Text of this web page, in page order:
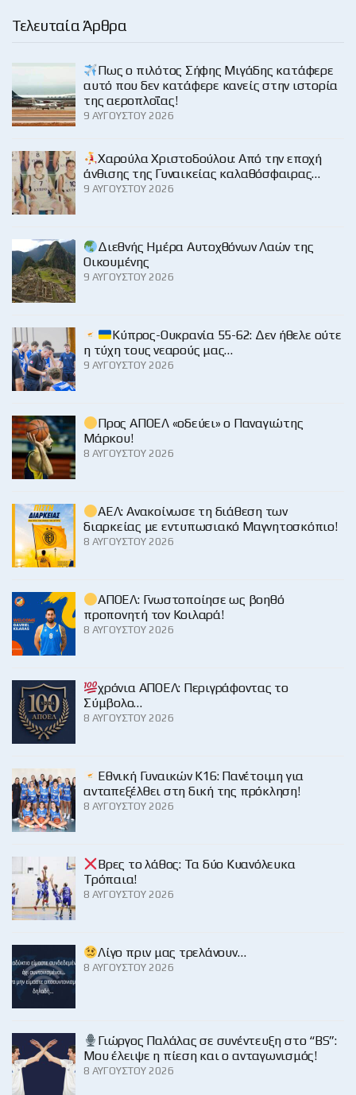
Τελευταία Άρθρα
Πως ο πιλότος Σήφης Μιγάδης κατάφερε
αυτό που δεν κατάφερε κανείς στην ιστορία
της αεροπλοΐας!
9 ΑΥΓΟΎΣΤΟΥ 2026
Χαρούλα Χριστοδούλου: Από την εποχή
άνθισης της Γυναικείας καλαθόσφαιρας…
9 ΑΥΓΟΎΣΤΟΥ 2026
Διεθνής Ημέρα Αυτοχθόνων Λαών της
Οικουμένης
9 ΑΥΓΟΎΣΤΟΥ 2026
Κύπρος-Ουκρανία 55-62: Δεν ήθελε ούτε
η τύχη τους νεαρούς μας…
9 ΑΥΓΟΎΣΤΟΥ 2026
Προς ΑΠΟΕΛ «οδεύει» ο Παναγιώτης
Μάρκου!
8 ΑΥΓΟΎΣΤΟΥ 2026
ΑΕΛ: Ανακοίνωσε τη διάθεση των
διαρκείας με εντυπωσιακό Μαγνητοσκόπιο!
8 ΑΥΓΟΎΣΤΟΥ 2026
ΑΠΟΕΛ: Γνωστοποίησε ως βοηθό
προπονητή τον Κοιλαρά!
8 ΑΥΓΟΎΣΤΟΥ 2026
χρόνια ΑΠΟΕΛ: Περιγράφοντας το
Σύμβολο…
8 ΑΥΓΟΎΣΤΟΥ 2026
Εθνική Γυναικών Κ16: Πανέτοιμη για
ανταπεξέλθει στη δική της πρόκληση!
8 ΑΥΓΟΎΣΤΟΥ 2026
Βρες το λάθος: Τα δύο Κυανόλευκα
Τρόπαια!
8 ΑΥΓΟΎΣΤΟΥ 2026
Λίγο πριν μας τρελάνουν…
8 ΑΥΓΟΎΣΤΟΥ 2026
Γιώργος Παλάλας σε συνέντευξη στο “BS”:
Μου έλειψε η πίεση και ο ανταγωνισμός!
8 ΑΥΓΟΎΣΤΟΥ 2026